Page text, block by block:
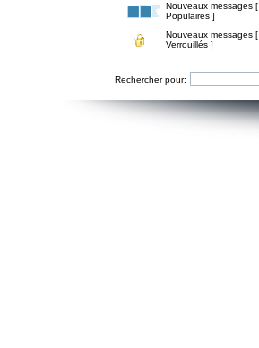
Nouveaux messages [
Populaires ]
Nouveaux messages [
Verrouillés ]
Rechercher pour: